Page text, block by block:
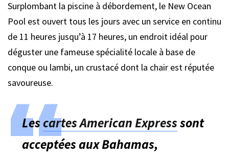
Surplombant la piscine à débordement, le New Ocean
Pool est ouvert tous les jours avec un service en continu
de 11 heures jusqu’à 17 heures, un endroit idéal pour
déguster une fameuse spécialité locale à base de
conque ou lambi, un crustacé dont la chair est réputée
savoureuse.
Lescartes American Expresssont
acceptées aux Bahamas,